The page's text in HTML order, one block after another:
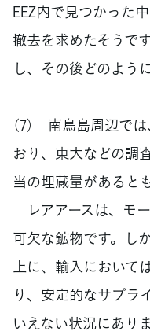
EEZ内で見つかった
撤去を求めたそうで
し、その後どのよう
（7） 南鳥島周辺で
おり、東大などの調
当の埋蔵量があると
レアアースは、モ
可欠な鉱物です。し
上に、輸入において
り、安定的なサプラ
いえない状況にありま